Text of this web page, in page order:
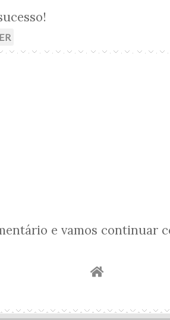
e vamos continuar